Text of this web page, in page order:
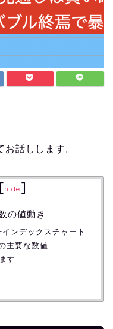
話しします。
[hide ]
の値動き
ンデックスチャート
主要な数値
す